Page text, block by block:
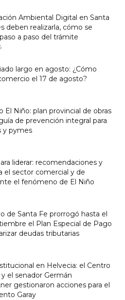
Ambiental Digital en Santa
deben realizarla, cómo se
a paso del trámite
largo en agosto: ¿Cómo
el 17 de agosto?
El Niño: plan provincial de obras
de prevención integral para
y pymes
liderar: recomendaciones y
el sector comercial y de
el fenómeno de El Niño
de Santa Fe prorrogó hasta el
el Plan Especial de Pago
deudas tributarias
en Helvecia: el Centro
el senador Germán
gestionaron acciones para el
Garay